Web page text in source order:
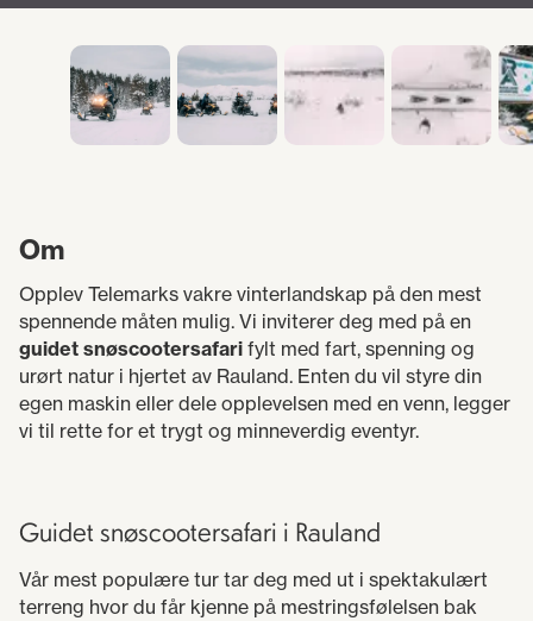
Om
Opplev Telemarks vakre vinterlandskap på den mest
spennende måten mulig. Vi inviterer deg med på en
guidet snøscootersafari fylt med fart, spenning og
urørt natur i hjertet av Rauland. Enten du vil styre din
egen maskin eller dele opplevelsen med en venn, legger
vi til rette for et trygt og minneverdig eventyr.
Guidet snøscootersafari i Rauland
Vår mest populære tur tar deg med ut i spektakulært
terreng hvor du får kjenne på mestringsfølelsen bak